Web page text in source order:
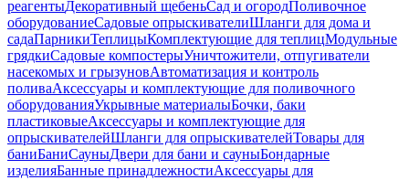
реагентыДекоративный щебеньСад и огородПоливочное
оборудованиеСадовые опрыскивателиШланги для дома и
садаПарникиТеплицыКомплектующие для теплицМодульные
грядкиСадовые компостерыУничтожители, отпугиватели
насекомых и грызуновАвтоматизация и контроль
поливаАксессуары и комплектующие для поливочного
оборудованияУкрывные материалыБочки, баки
пластиковыеАксессуары и комплектующие для
опрыскивателейШланги для опрыскивателейТовары для
баниБаниСауныДвери для бани и сауныБондарные
изделияБанные принадлежностиАксессуары для